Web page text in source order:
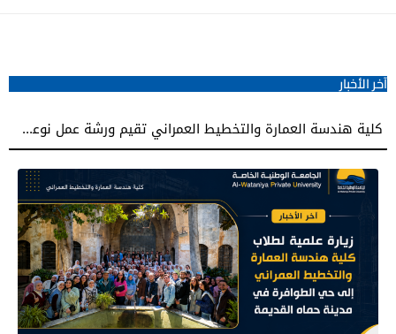
آخر الأخبار
كلية هندسة العمارة والتخطيط العمراني تقيم ورشة عمل نوعية نحو إعداد مشاريع تخرج معمارية مميزة